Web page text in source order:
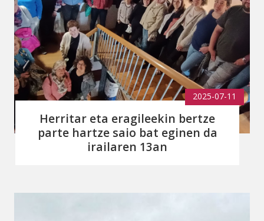
2025-07-11
Herritar eta eragileekin bertze
parte hartze saio bat eginen da
irailaren 13an